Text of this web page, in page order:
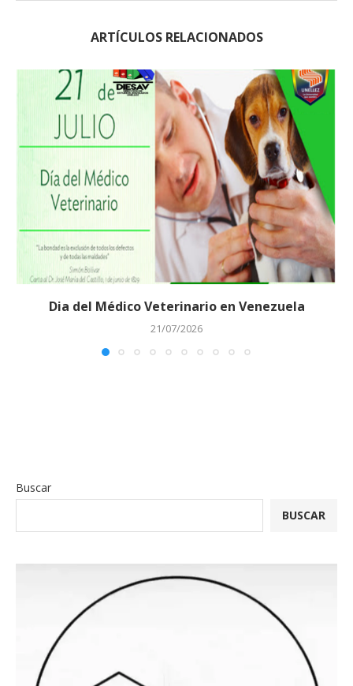
ARTÍCULOS RELACIONADOS
Dia del Médico Veterinario en Venezuela
21/07/2026
Buscar
BUSCAR